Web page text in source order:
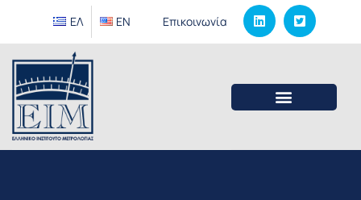
ΕΛ EΝ Επικοινωνία